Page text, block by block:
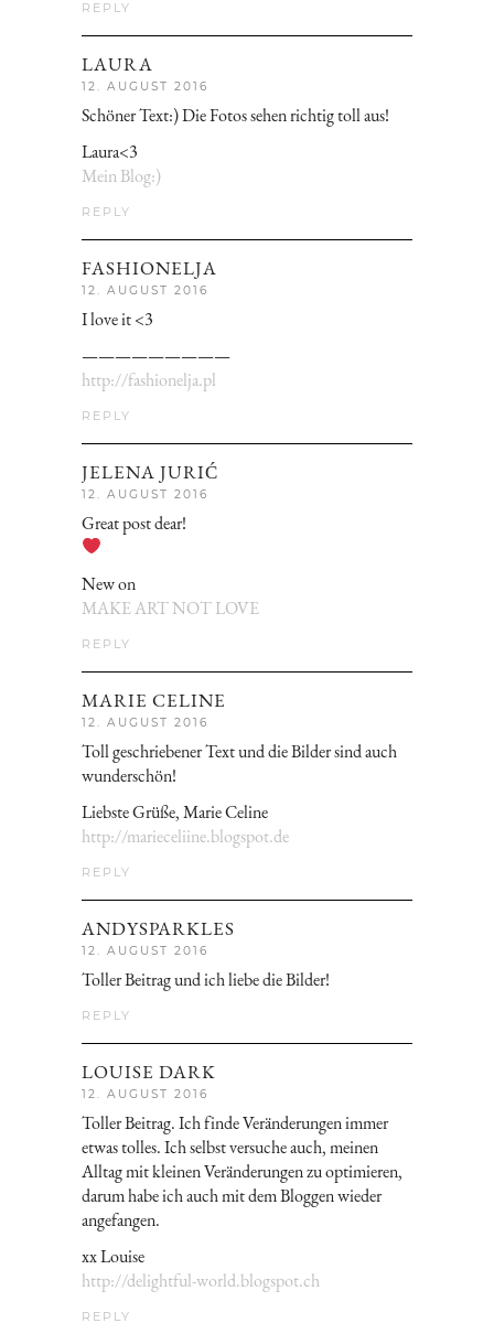
REPLY
LAURA
12. AUGUST 2016
Schöner Text:) Die Fotos sehen richtig toll aus!
Laura<3
Mein Blog:)
REPLY
FASHIONELJA
12. AUGUST 2016
I love it <3
—————————
http://fashionelja.pl
REPLY
JELENA JURIĆ
12. AUGUST 2016
Great post dear!
New on
MAKE ART NOT LOVE
REPLY
MARIE CELINE
12. AUGUST 2016
Toll geschriebener Text und die Bilder sind auch
wunderschön!
Liebste Grüße, Marie Celine
http://marieceliine.blogspot.de
REPLY
ANDYSPARKLES
12. AUGUST 2016
Toller Beitrag und ich liebe die Bilder!
REPLY
LOUISE DARK
12. AUGUST 2016
Toller Beitrag. Ich finde Veränderungen immer
etwas tolles. Ich selbst versuche auch, meinen
Alltag mit kleinen Veränderungen zu optimieren,
darum habe ich auch mit dem Bloggen wieder
angefangen.
xx Louise
http://delightful-world.blogspot.ch
REPLY